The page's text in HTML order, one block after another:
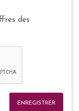
des
ENREGISTRER